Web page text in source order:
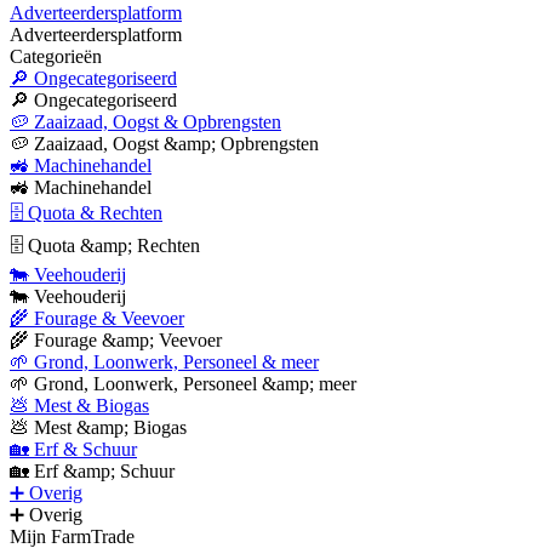
Adverteerdersplatform
Adverteerdersplatform
Categorieën
🔎 Ongecategoriseerd
🔎 Ongecategoriseerd
🥔 Zaaizaad, Oogst & Opbrengsten
🥔 Zaaizaad, Oogst &amp; Opbrengsten
🚜 Machinehandel
🚜 Machinehandel
🗄 Quota & Rechten
🗄 Quota &amp; Rechten
🐄 Veehouderij
🐄 Veehouderij
🌾 Fourage & Veevoer
🌾 Fourage &amp; Veevoer
🌱 Grond, Loonwerk, Personeel & meer
🌱 Grond, Loonwerk, Personeel &amp; meer
💩 Mest & Biogas
💩 Mest &amp; Biogas
🏡 Erf & Schuur
🏡 Erf &amp; Schuur
➕ Overig
➕ Overig
Mijn FarmTrade